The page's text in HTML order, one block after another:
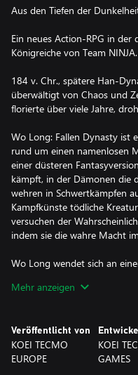
Aus den Tiefen der
Ein neues Action-RPG in
Königreiche von Team NINJA.
184 v. Chr., spätere Han-
überwältigt von Chaos und
florierte über viele Jahre,
Wo Long: Fallen Dynasty ist
rund um einen namenlosen
einer düsteren
kämpft, in der Dämonen die
wehren in Schwertkämpfen
Kampfkünste tödliche
versuchen der
indem sie die wahre Macht
Wo Long wendet sich an
Person, die bisher unbekannt
Geschichte des Aufstiegs
Bedeutungslosigkeit.
Mehr anzeigen
Veröffentlicht von
KOEI TECMO
EUROPE
KOEI
GAMES